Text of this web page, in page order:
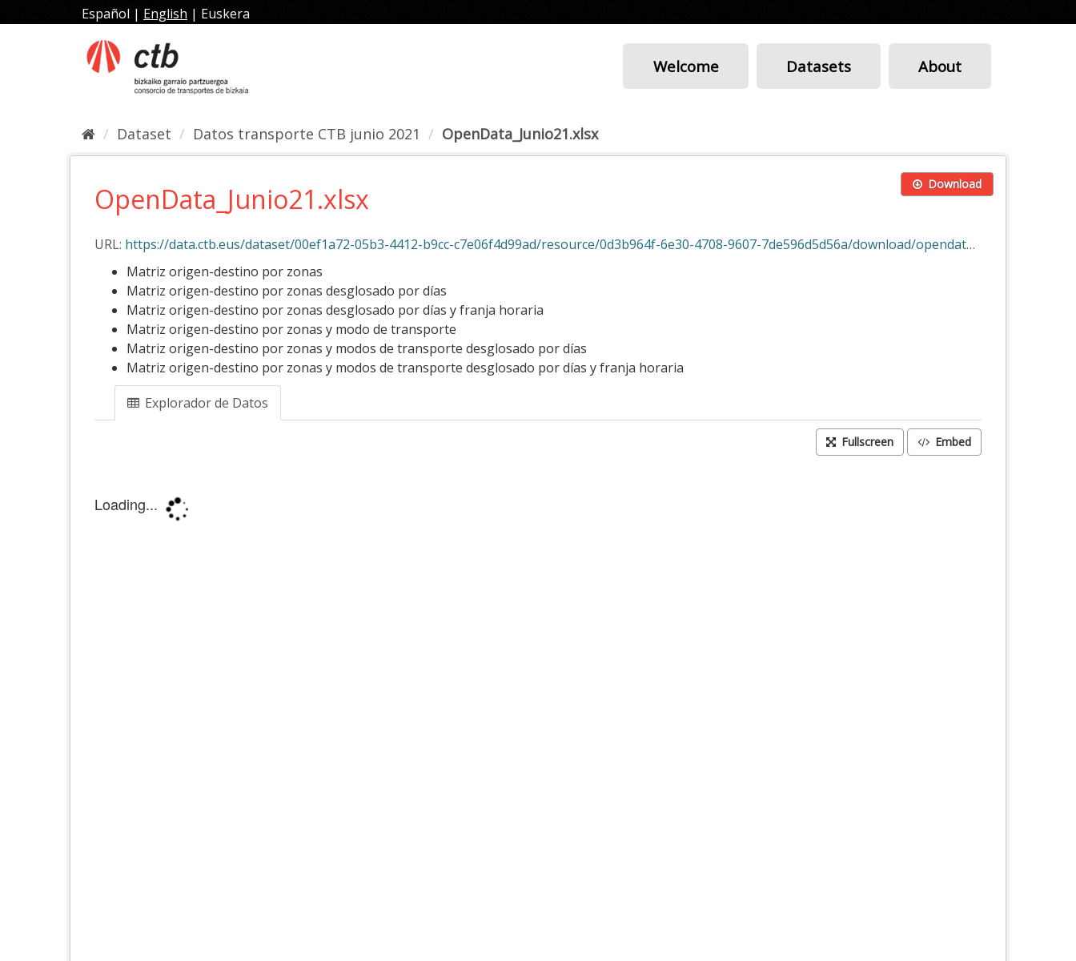
to
Español | English | Euskera
Welcome Datasets About
Dataset Datos transporte CTB junio 2021 OpenData_Junio21.xlsx
Download
OpenData_Junio21.xlsx
URL: https://data.ctb.eus/dataset/00ef1a72-05b3-4412-b9cc-c7e06f4d99ad/resource/0d3b964f-6e30-4708-9607-7de596d5d56a/download/opendata_junio21.xlsx
Matriz origen-destino por zonas
Matriz origen-destino por zonas desglosado por días
Matriz origen-destino por zonas desglosado por días y franja horaria
Matriz origen-destino por zonas y modo de transporte
Matriz origen-destino por zonas y modos de transporte desglosado por días
Matriz origen-destino por zonas y modos de transporte desglosado por días y franja horaria
Explorador de Datos
Fullscreen Embed